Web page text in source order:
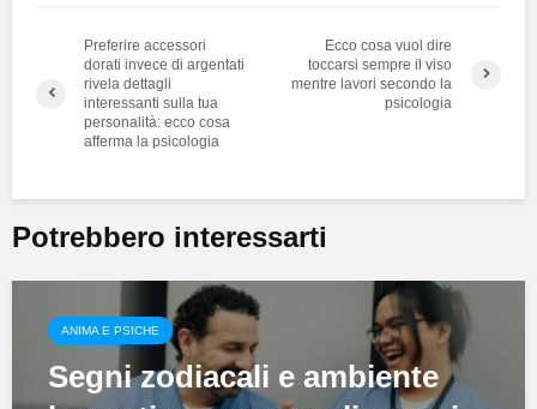
Preferire accessori
dorati invece di argentati
rivela dettagli
interessanti sulla tua
personalità: ecco cosa
afferma la psicologia
Ecco cosa vuol dire
toccarsi sempre il viso
mentre lavori secondo la
psicologia
Potrebbero interessarti
ANIMA E PSICHE
Segni zodiacali e ambiente